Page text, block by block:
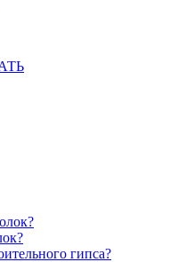
гипса?